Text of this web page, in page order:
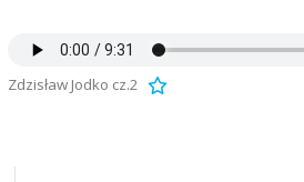
Zdzisław Jodko cz.2